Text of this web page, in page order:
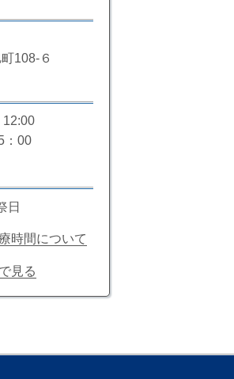
108-６
12:00
：00
日
時間について
見る